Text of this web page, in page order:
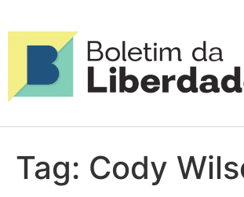
Tag: Cody